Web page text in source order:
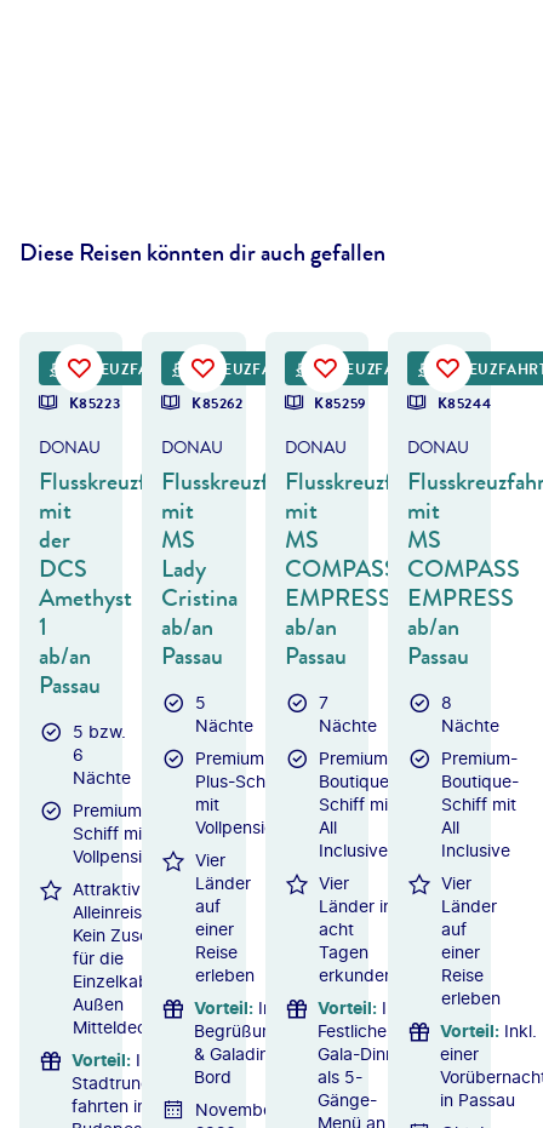
Diese Reisen könnten dir auch gefallen
KREUZFAHRT
K85223
DONAU
Flusskreuzfahrt
mit
der
DCS
Amethyst
1
ab/an
Passau
5 bzw.
6
Nächte
Premium-
Schiff mit
Vollpension
Attraktiv für
Alleinreisende:
Kein Zuschlag
für die
Einzelkabine
Außen
Mitteldeck
Vorteil: Inkl.
Stadtrundgänge/-
fahrten in
KREUZFAHRT
K85262
DONAU
Flusskreuzfahrt
mit
MS
Lady
Cristina
ab/an
Passau
5
Nächte
Premium-
Plus-Schiff
mit
Vollpension
Vier
Länder
auf
einer
Reise
erleben
Vorteil: Inkl.
Begrüßungsgetränk
& Galadinner an
Bord
November
KREUZFAHRT
K85259
DONAU
Flusskreuzfahrt
mit
MS
COMPASS
EMPRESS
ab/an
Passau
7
Nächte
Premium-
Boutique-
Schiff mit
All
Inclusive
Vier
Länder in
acht
Tagen
erkunden
Vorteil: Inkl.
Festliches
Gala-Dinner
als 5-
Gänge-
Menü an
K85244
DONAU
mit
MS
COMPASS
EMPRESS
ab/an
Passau
8
Nächte
Premium-
Boutique-
Schiff mit
All
Inclusive
Vier
Länder
auf
einer
Reise
erleben
Vorteil: Inkl.
einer
in Passau